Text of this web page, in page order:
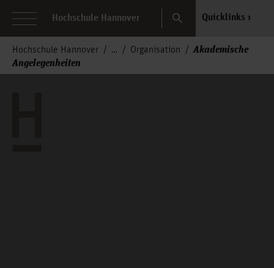
Hochschule Hannover Search Quicklinks
Hochschule Hannover Organisation
Akademische
Angelegenheiten